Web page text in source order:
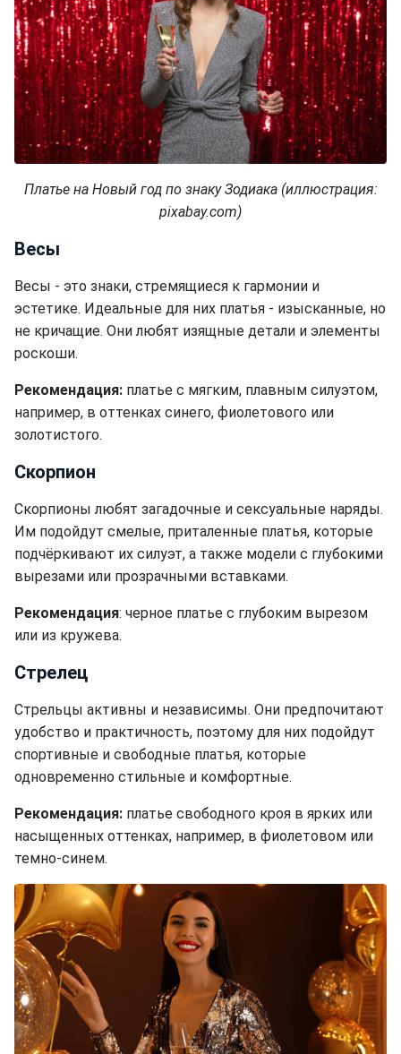
Платье на Новый год по знаку Зодиака (иллюстрация:
pixabay.com)
Весы
Весы - это знаки, стремящиеся к гармонии и
эстетике. Идеальные для них платья - изысканные, но
не кричащие. Они любят изящные детали и элементы
роскоши.
Рекомендация: платье с мягким, плавным силуэтом,
например, в оттенках синего, фиолетового или
золотистого.
Скорпион
Скорпионы любят загадочные и сексуальные наряды.
Им подойдут смелые, приталенные платья, которые
подчёркивают их силуэт, а также модели с глубокими
вырезами или прозрачными вставками.
Рекомендация: черное платье с глубоким вырезом
или из кружева.
Стрелец
Стрельцы активны и независимы. Они предпочитают
удобство и практичность, поэтому для них подойдут
спортивные и свободные платья, которые
одновременно стильные и комфортные.
Рекомендация: платье свободного кроя в ярких или
насыщенных оттенках, например, в фиолетовом или
темно-синем.